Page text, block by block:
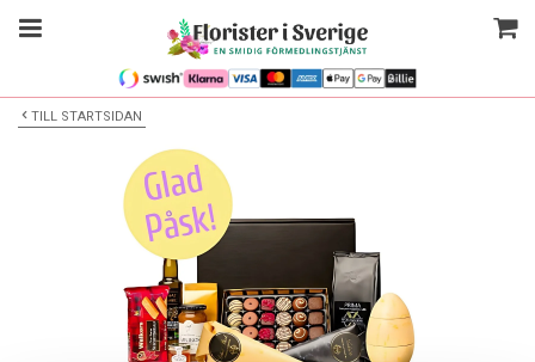
TILL STARTSIDAN